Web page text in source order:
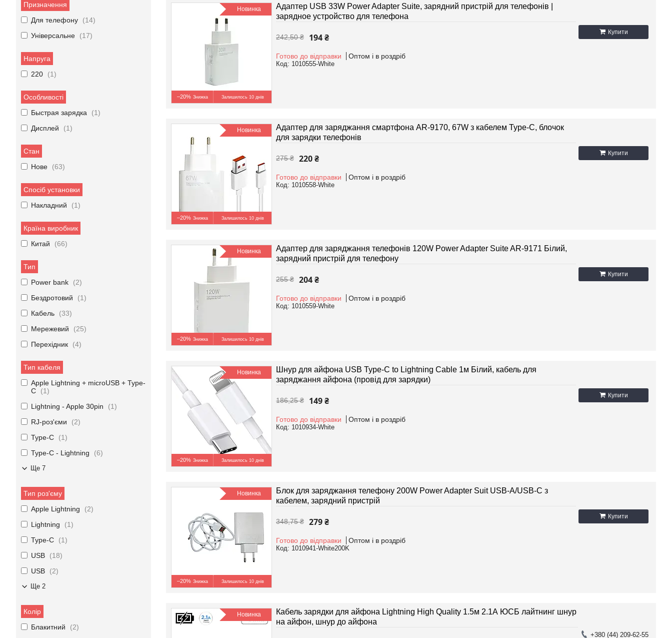
Новинка
–20% Залишилось 10 днів
Купити
Адаптер USB 33W Power Adapter Suite, зарядний пристрій для телефонів |
зарядное устройство для телефона
242,50 ₴ 194 ₴
Готово до відправки Оптом і в роздріб
1010555-White
Новинка
–20% Залишилось 10 днів
Купити
Адаптер для заряджання смартфона AR-9170, 67W з кабелем Type-C, блочок
для зарядки телефонів
275 ₴ 220 ₴
Готово до відправки Оптом і в роздріб
1010558-White
Новинка
–20% Залишилось 10 днів
Купити
Адаптер для заряджання телефонів 120W Power Adapter Suite AR-9171 Білий,
зарядний пристрій для телефону
255 ₴ 204 ₴
Готово до відправки Оптом і в роздріб
1010559-White
Новинка
–20% Залишилось 10 днів
Купити
Шнур для айфона USB Type-C to Lightning Cable 1м Білий, кабель для
заряджання айфона (провід для зарядки)
186,25 ₴ 149 ₴
Готово до відправки Оптом і в роздріб
1010934-White
Новинка
–20% Залишилось 10 днів
Купити
Блок для заряджання телефону 200W Power Adapter Suit USB-A/USB-C з
кабелем, зарядний пристрій
348,75 ₴ 279 ₴
Готово до відправки Оптом і в роздріб
1010941-White200K
Новинка
+380 (44) 209-62-55
Кабель зарядки для айфона Lightning High Quality 1.5м 2.1А ЮСБ лайтнинг шнур
на айфон, шнур до айфона
Призначення
Для телефону
14
Універсальне
17
Напруга
220
1
Особливості
Быстрая зарядка
1
Дисплей
1
Стан
Нове
63
Спосіб установки
Накладний
1
Країна виробник
Китай
66
Тип
Power bank
2
Бездротовий
1
Кабель
33
Мережевий
25
Перехідник
4
Тип кабеля
Apple Lightning + microUSB + Type-
C
1
Lightning - Apple 30pin
1
RJ-роз'єми
2
Type-C
1
Type-C - Lightning
6
Ще 7
Тип роз'єму
Apple Lightning
2
Lightning
1
Type-C
1
USB
18
USB
2
Ще 2
Колір
Блакитний
2